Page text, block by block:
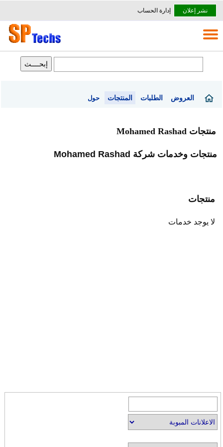
نشر إعلان إدارة الحساب
العروض الطلبات المنتجات حول
منتجات Mohamed Rashad
منتجات وخدمات شركة Mohamed Rashad
منتجات
لا يوجد خدمات